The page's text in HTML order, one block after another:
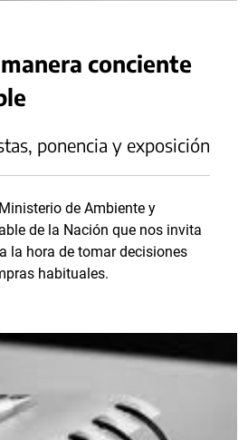
conciente
ponencia y exposición
de Ambiente y
de la Nación que nos invita
la hora de tomar decisiones
habituales.